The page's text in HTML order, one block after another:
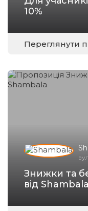
10%
Переглянути
Знижки та
від Shambala